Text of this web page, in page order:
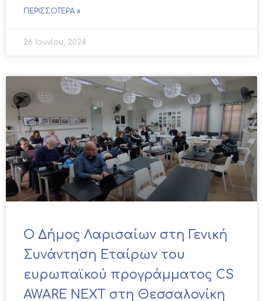
ΠΕΡΙΣΣΌΤΕΡΑ »
26 Ιουνίου, 2024
Ο Δήμος Λαρισαίων στη Γενική
Συνάντηση Εταίρων του
ευρωπαϊκού προγράμματος CS
AWARE NEXT στη Θεσσαλονίκη